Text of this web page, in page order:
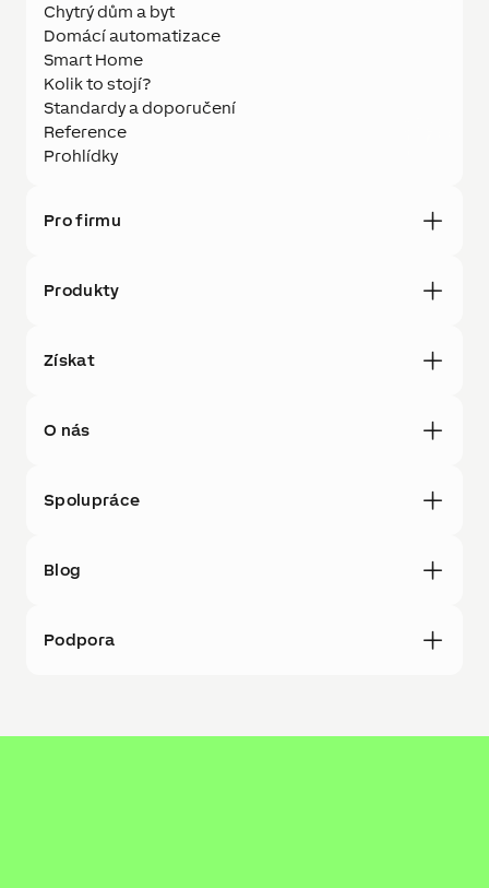
Chytrý dům a byt
Domácí automatizace
Smart Home
Kolik to stojí?
Standardy a doporučení
Reference
Prohlídky
Pro firmu
Produkty
Získat
O nás
Spolupráce
Blog
Podpora